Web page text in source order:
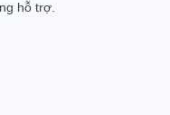
hỗ trợ.